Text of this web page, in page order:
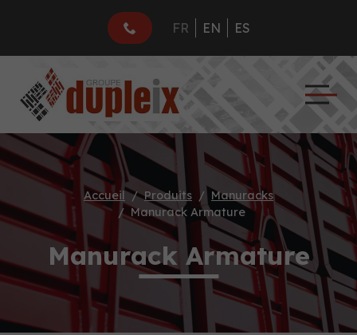
FR EN ES
Accueil Produits
Manuracks
Manurack Armature
Manurack Armature